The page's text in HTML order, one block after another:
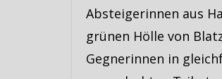
Absteigerinnen aus
grünen Hölle von
Gegnerinnen in